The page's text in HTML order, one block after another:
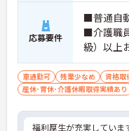
応募要件
■普通自
■介護職
級）以上
応相談
車通勤可 残業少なめ 資格取
産休･育休･介護休暇取得実績あり
福利厚生が充実していま